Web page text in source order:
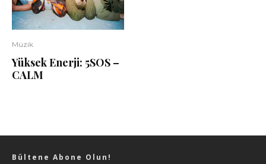
Müzik
Yüksek Enerji: 5SOS –
CALM
Bültene Abone Olun!